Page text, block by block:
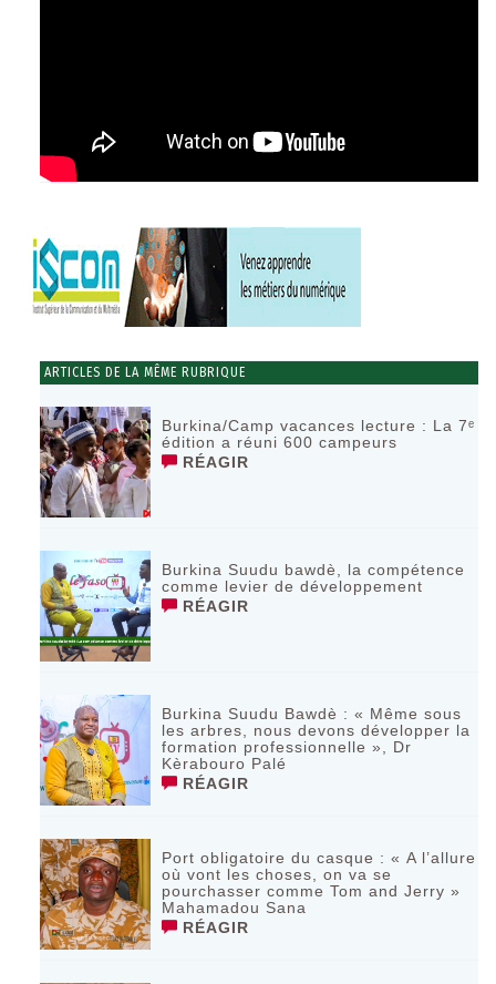
ARTICLES DE LA MÊME RUBRIQUE
Burkina/Camp vacances lecture : La 7ᵉ
édition a réuni 600 campeurs
RÉAGIR
Burkina Suudu bawdè, la compétence
comme levier de développement
RÉAGIR
Burkina Suudu Bawdè : « Même sous
les arbres, nous devons développer la
formation professionnelle », Dr
Kèrabouro Palé
RÉAGIR
Port obligatoire du casque : « A l’allure
où vont les choses, on va se
pourchasser comme Tom and Jerry »
Mahamadou Sana
RÉAGIR